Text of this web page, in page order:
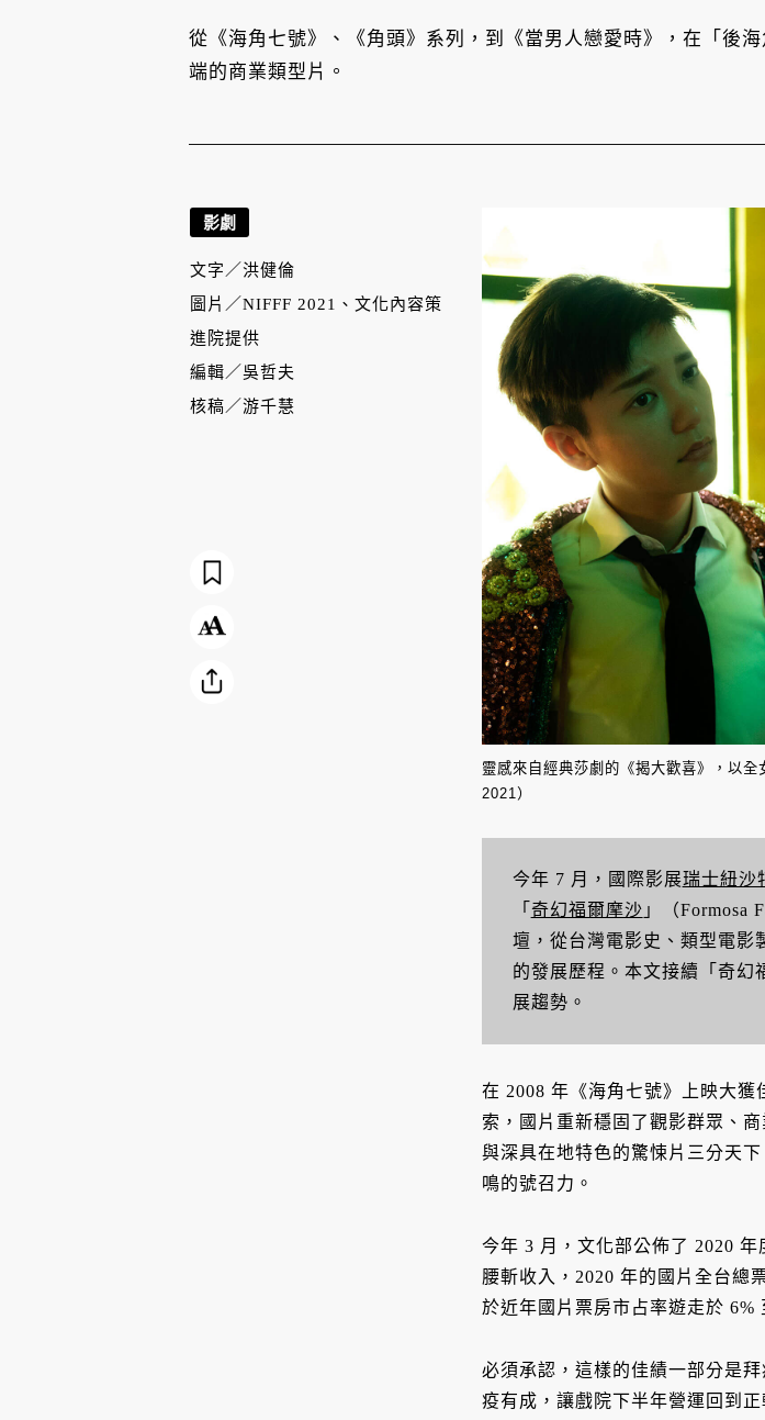
從《海角七號》、《角頭》系列，到《當男人戀愛時》，在「後
端的商業類型片。
靈感來自經典莎劇的《揭大歡喜》，以
2021）
今年 7 月，國際影展瑞士紐沙
「 奇幻福爾摩沙 」（Formosa
壇，從台灣電影史、類型電影
的發展歷程。本文接續「奇幻
展趨勢。
在 2008 年《海角七號》上映大
索，國片重新穩固了觀影群眾、
與深具在地特色的驚悚片三分天
鳴的號召力。
今年 3 月，文化部公佈了 2020
腰斬收入，2020 年的國片全台總
於近年國片票房市占率遊走於 6%
必須承認，這樣的佳績一部分是
疫有成，讓戲院下半年營運回到
影劇
文字／洪健倫
圖片／NIFFF 2021、文化內容策
進院提供
編輯／吳哲夫
核稿／游千慧